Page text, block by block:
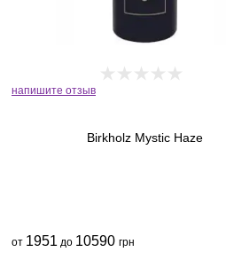
напишите отзыв
Birkholz Mystic Haze
от 1951 до 10590 грн